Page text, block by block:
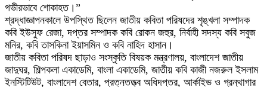
গভীরভাবে শোকাহত।”
শ্রদ্ধাজ্ঞাপনকালে উপস্থিত ছিলেন জাতীয় কবিতা পরিষদের শৃঙ্খলা সম্পাদক
কবি ইউসুফ রেজা, দপ্তর সম্পাদক কবি রোকন জহুর, নির্বাহী সদস্য কবি সবুজ
মনির, কবি তাসকিনা ইয়াসমিন ও কবি নাহিদ হাসান।
জাতীয় কবিতা পরিষদ ছাড়াও সংস্কৃতি বিষয়ক মন্ত্রণালয়, বাংলাদেশ জাতীয়
জাদুঘর, শিল্পকলা একাডেমি, বাংলা একাডেমি, জাতীয় কবি কাজী নজরুল ইসলাম
ইনস্টিটিউট, বাংলাদেশ বেতার, প্রত্নতত্ত্ব অধিদপ্তর, আর্কাইভ ও গ্রন্থাগার